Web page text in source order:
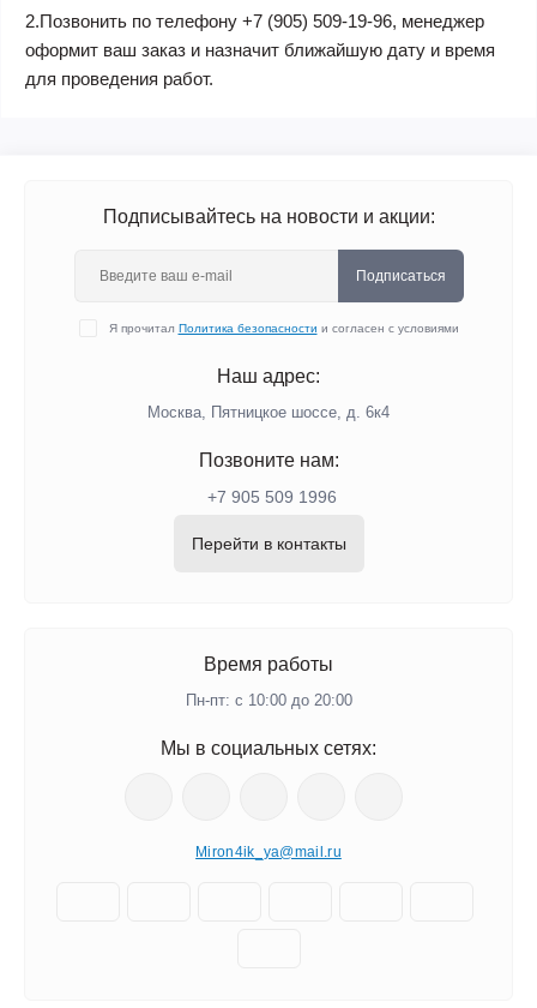
2.Позвонить по телефону +7 (905) 509-19-96, менеджер
оформит ваш заказ и назначит ближайшую дату и время
для проведения работ.
Подписывайтесь на новости и акции:
Подписаться
Я прочитал Политика безопасности и согласен с условиями
Наш адрес:
Москва, Пятницкое шоссе, д. 6к4
Позвоните нам:
+7 905 509 1996
Перейти в контакты
Время работы
Пн-пт: с 10:00 до 20:00
Мы в социальных сетях:
Miron4ik_ya@mail.ru